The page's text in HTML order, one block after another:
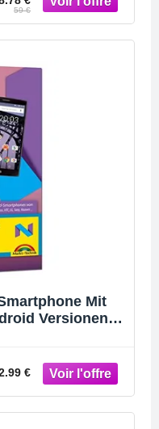
59 €
Mit
Versionen
€